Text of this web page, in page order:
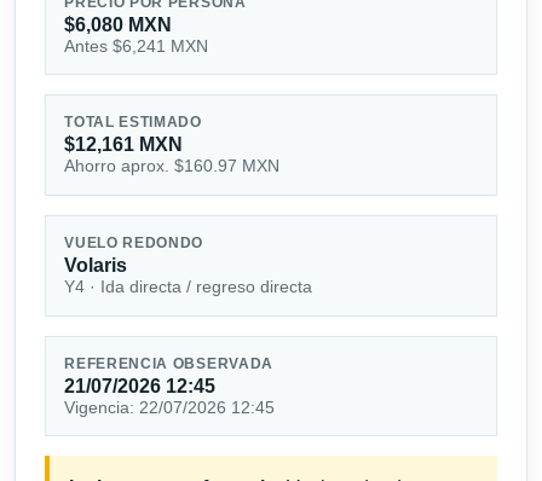
$6,080 MXN
Antes $6,241 MXN
TOTAL ESTIMADO
$12,161 MXN
Ahorro aprox. $160.97 MXN
VUELO REDONDO
Volaris
Y4 · Ida directa / regreso directa
REFERENCIA OBSERVADA
21/07/2026 12:45
Vigencia: 22/07/2026 12:45